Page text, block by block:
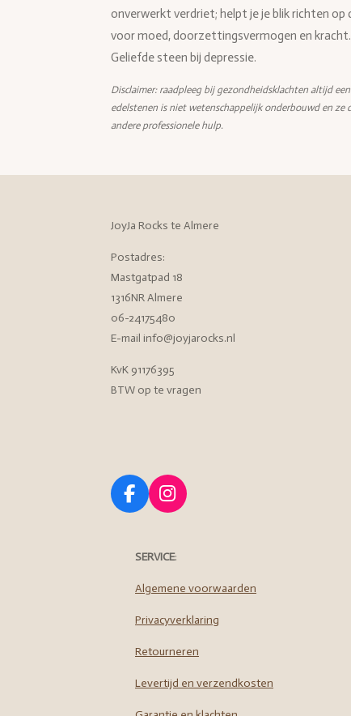
onverwerkt verdriet; helpt je je blik richten
voor moed, doorzettingsvermogen en
Geliefde steen bij depressie.
Disclaimer: raadpleeg bij gezondheidsklachten altijd
edelstenen is niet wetenschappelijk onderbouwd en
andere professionele hulp.
JoyJa Rocks te Almere
Postadres:
Mastgatpad 18
1316NR Almere
06-24175480
E-mail info@joyjarocks.nl
KvK 91176395
BTW op te vragen
F
a
e
o
k
I
n
t
g
a
SERVICE:
Algemene voorwaarden
Privacyverklaring
Retourneren
Levertijd en verzendkosten